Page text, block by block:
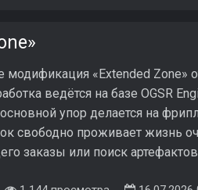
модификация «Extended Zone»
ведётся на базе OGSR
упор делается на
свободно проживает жизнь
заказы или поиск